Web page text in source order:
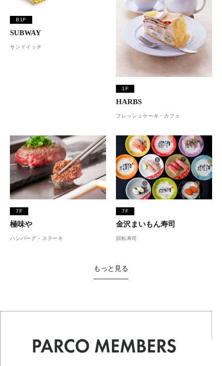
B1F
SUBWAY
サンドイッチ
1F
HARBS
フレッシュケーキ・カフェ
7F
極味や
ハンバーグ・ステーキ
7F
金沢まいもん寿司
回転寿司
もっと見る